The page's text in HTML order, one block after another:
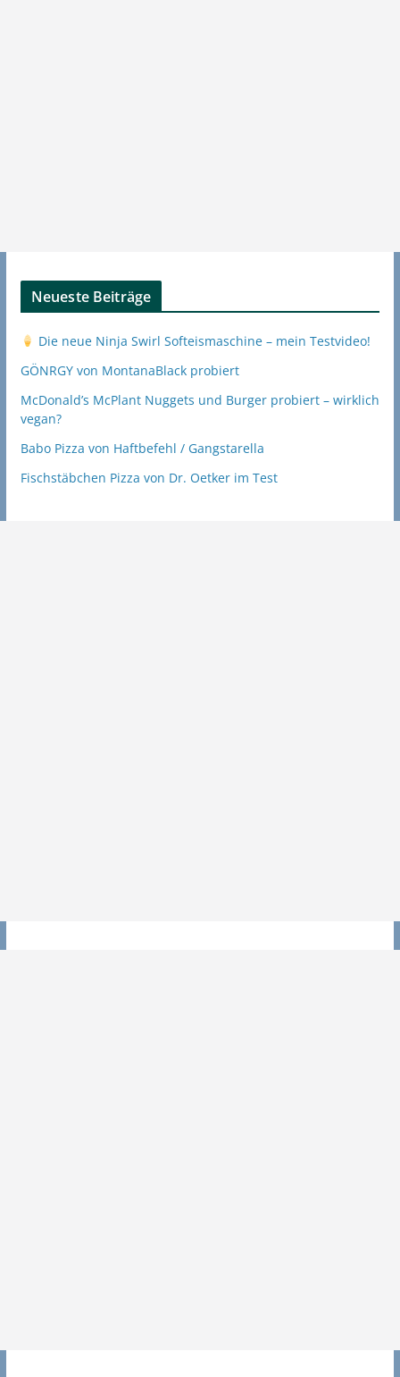
Neueste Beiträge
Die neue Ninja Swirl Softeismaschine – mein Testvideo!
GÖNRGY von MontanaBlack probiert
McDonald’s McPlant Nuggets und Burger probiert – wirklich
vegan?
Babo Pizza von Haftbefehl / Gangstarella
Fischstäbchen Pizza von Dr. Oetker im Test